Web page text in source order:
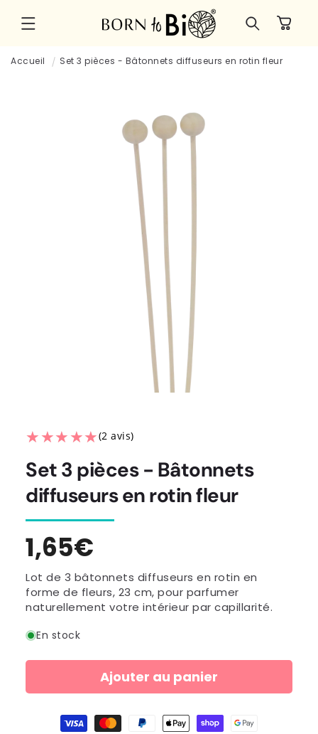
passer
au
Panier
Accueil
Set 3 pièces - Bâtonnets diffuseurs en rotin fleur
★★★★★
★★★★★(2 avis)
Set 3 pièces - Bâtonnets
diffuseurs en rotin fleur
Prix
habituel
1,65€
Lot de 3 bâtonnets diffuseurs en rotin en
forme de fleurs, 23 cm, pour parfumer
naturellement votre intérieur par capillarité.
En stock
Ajouter au panier
Moyens